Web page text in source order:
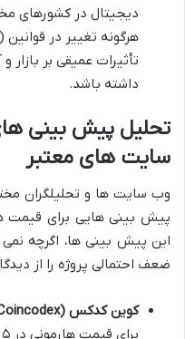
دیجیتال در کشورهای
هرگونه تغییر در
تأثیرات عمیقی بر بازار
داشته باشد.
تحلیل پیش بینی
سایت های معتبر
وب سایت ها و تحلیلگران
این پیش بینی ها، اگرچه
ضعف احتمالی پروژه را از
کوین کدکس (Coincodex):